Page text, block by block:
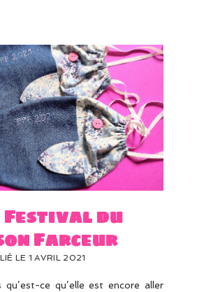
Festival du
Farceur
LE 1 AVRIL 2021
ce qu’elle est encore aller